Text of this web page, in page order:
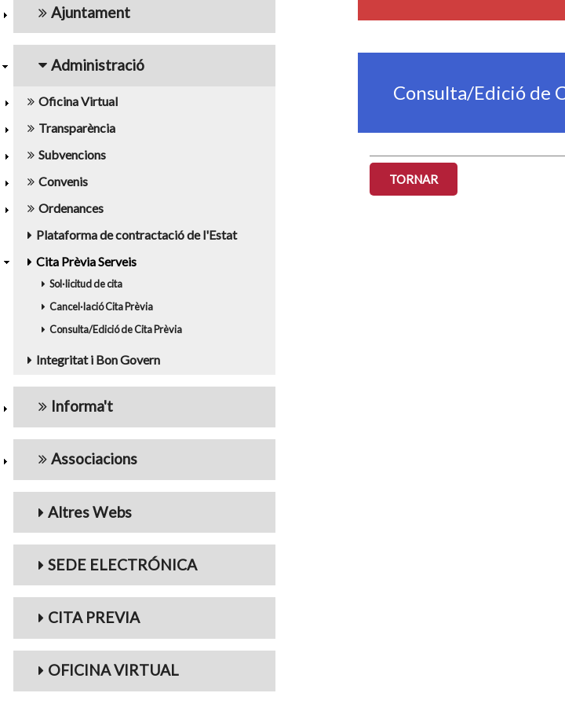
Ajuntament
Administració
Oficina Virtual
Transparència
Subvencions
Convenis
Ordenances
Plataforma de contractació de l'Estat
Cita Prèvia Serveis
Sol·licitud de cita
Cancel·lació Cita Prèvia
Consulta/Edició de Cita Prèvia
Integritat i Bon Govern
Informa't
Associacions
Altres Webs
SEDE ELECTRÓNICA
CITA PREVIA
OFICINA VIRTUAL
Consulta/Edició de
TORNAR